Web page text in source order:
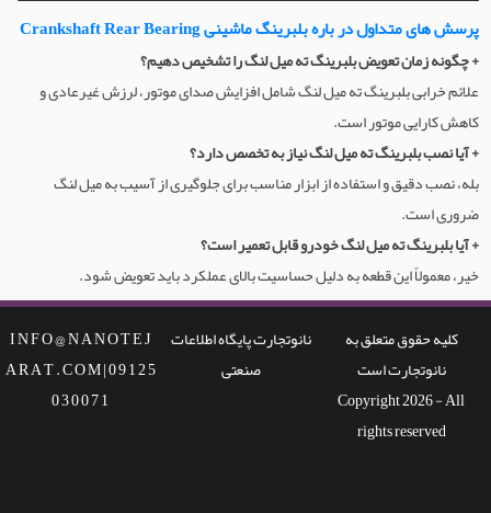
پرسش های متداول در باره بلبرینگ ماشینی Crankshaft Rear Bearing
+ چگونه زمان تعویض بلبرینگ ته میل لنگ را تشخیص دهیم؟
علائم خرابی بلبرینگ ته میل لنگ شامل افزایش صدای موتور، لرزش غیرعادی و
کاهش کارایی موتور است.
+ آیا نصب بلبرینگ ته میل لنگ نیاز به تخصص دارد؟
بله، نصب دقیق و استفاده از ابزار مناسب برای جلوگیری از آسیب به میل لنگ
ضروری است.
+ آیا بلبرینگ ته میل لنگ خودرو قابل تعمیر است؟
خیر، معمولاً این قطعه به دلیل حساسیت بالای عملکرد باید تعویض شود.
I N F O @ N A N O T E J
A R A T . C O M | 0 9 1 2 5
0 3 0 0 7 1
نانوتجارت پایگاه اطلاعات
صنعتی
کلیه حقوق متعلق به
نانوتجارت است
Copyright 2026 - All
rights reserved